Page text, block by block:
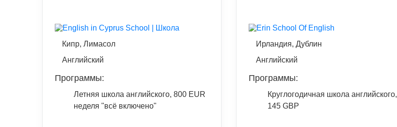
Кипр, Лимасол
Английский
Программы:
Летняя школа английского, 800 EUR
неделя "всё включено"
Ирландия, Дублин
Английский
Программы:
Круглогодичная школа английского,
145 GBP